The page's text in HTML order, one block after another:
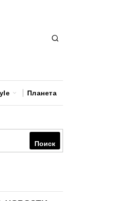
Планета
Поиск